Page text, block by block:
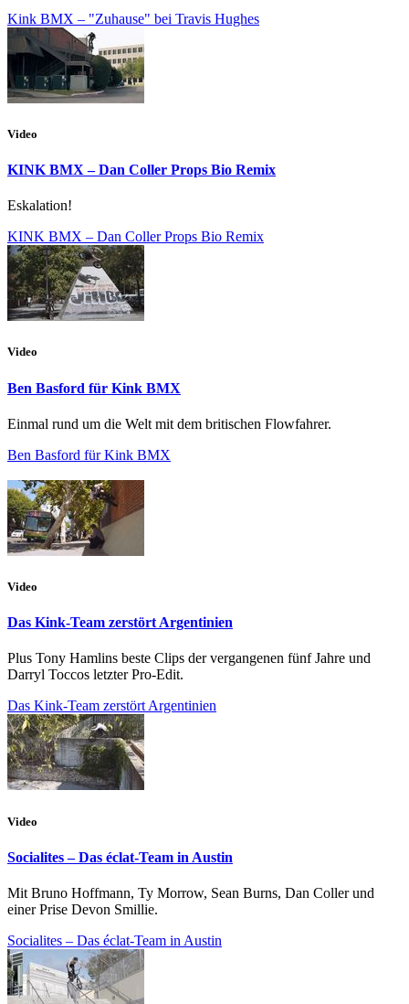
Kink BMX – "Zuhause" bei Travis Hughes
Video
KINK BMX – Dan Coller Props Bio Remix
Eskalation!
KINK BMX – Dan Coller Props Bio Remix
Video
Ben Basford für Kink BMX
Einmal rund um die Welt mit dem britischen Flowfahrer.
Ben Basford für Kink BMX
Video
Das Kink-Team zerstört Argentinien
Plus Tony Hamlins beste Clips der vergangenen fünf Jahre und
Darryl Toccos letzter Pro-Edit.
Das Kink-Team zerstört Argentinien
Video
Socialites – Das éclat-Team in Austin
Mit Bruno Hoffmann, Ty Morrow, Sean Burns, Dan Coller und
einer Prise Devon Smillie.
Socialites – Das éclat-Team in Austin